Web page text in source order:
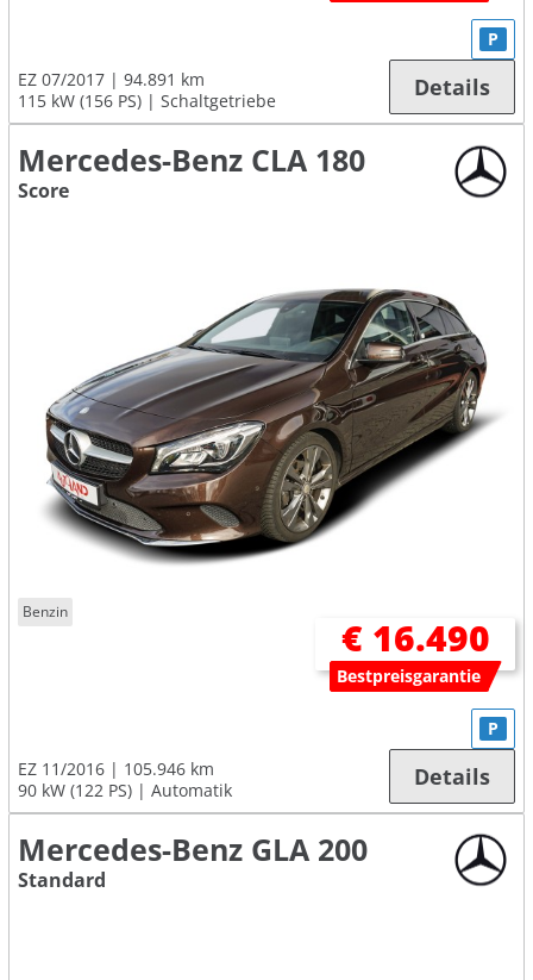
EZ 07/2017
94.891 km
115 kW (156 PS)
Schaltgetriebe
P
Details
Mercedes-Benz CLA 180
Score
Benzin
€ 16.490
Bestpreisgarantie
EZ 11/2016
105.946 km
90 kW (122 PS)
Automatik
P
Details
Mercedes-Benz GLA 200
Standard